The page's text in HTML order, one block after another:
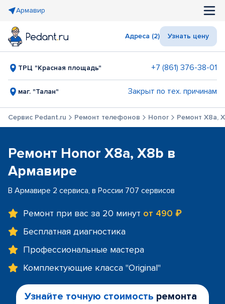
Армавир
Адреса (2) Узнать цену
ТРЦ "Красная площадь" +7 (861) 376-38-01
маг. "Талан" Закрыт по тех. причинам
Сервис Pedant.ru Ремонт телефонов Honor Ремонт X8a,
Ремонт Honor X8a, X8b в
Армавире
В Армавире 2 сервиса, в России 707 сервисов
Ремонт при вас за 20 минут от 490 ₽
Бесплатная диагностика
Профессиональные мастера
Комплектующие класса "Original"
Узнайте точную стоимость ремонта